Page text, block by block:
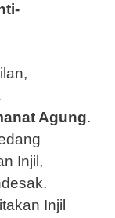
Agung.
Injil,
Injil